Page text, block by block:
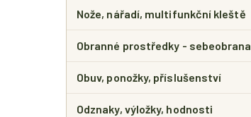
Nože, nářadí, multifunkční kleště
Obranné prostředky - sebeobrana
Obuv, ponožky, příslušenství
Odznaky, výložky, hodnosti